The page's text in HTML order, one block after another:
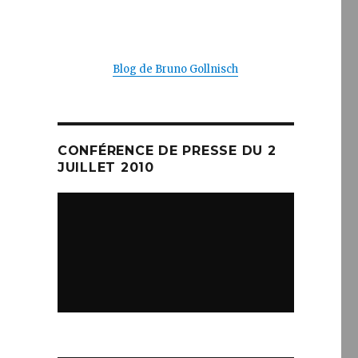
Blog de Bruno Gollnisch
CONFÉRENCE DE PRESSE DU 2
JUILLET 2010